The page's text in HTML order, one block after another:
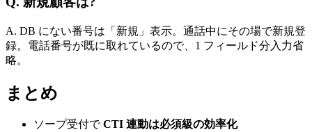
A. DB にない番号は「新規」表示。通話中にその場で新規登
録。電話番号が既に取れているので、1 フィールド分入力省
略。
まとめ
ソープ受付でCTI 連動は必須級の効率化